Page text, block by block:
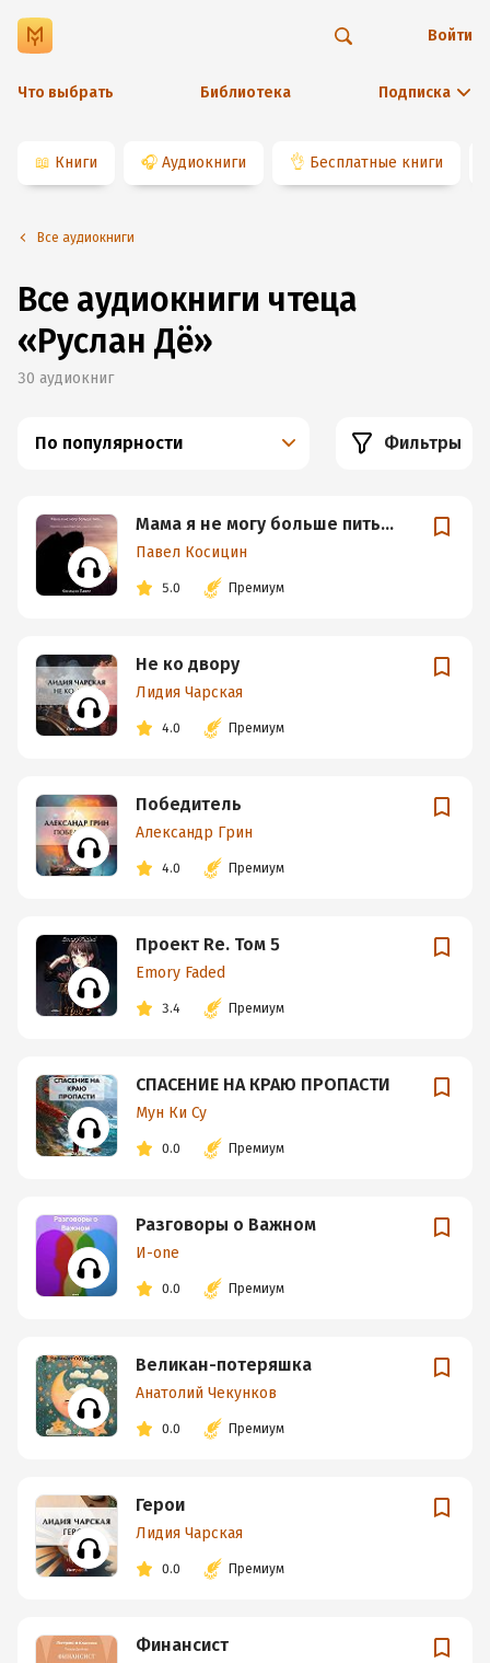
Что выбрать Библиотека Подписка
Войти
📖 Книги 🎧 Аудиокниги 👌 Бесплатные книги
Все аудиокниги
Все аудиокниги чтеца
«Руслан Дё»
30 аудиокниг
По популярности Фильтры
Мама я не могу больше пить…
Павел Косицин
5.0 Премиум
Не ко двору
Лидия Чарская
4.0 Премиум
Победитель
Александр Грин
4.0 Премиум
Проект Re. Том 5
Emory Faded
3.4 Премиум
СПАСЕНИЕ НА КРАЮ ПРОПАСТИ
Мун Ки Су
0.0 Премиум
Разговоры о Важном
И-one
0.0 Премиум
Великан-потеряшка
Анатолий Чекунков
0.0 Премиум
Герои
Лидия Чарская
0.0 Премиум
Финансист